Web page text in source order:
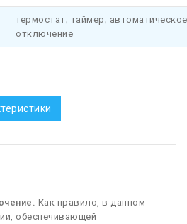
термостат; таймер; автоматическое
отключение
Как правило, в данном
обеспечивающей